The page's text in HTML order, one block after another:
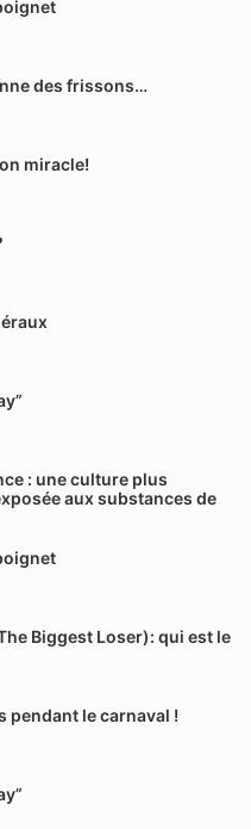
des frissons…
miracle!
: une culture plus
aux substances de
Biggest Loser): qui est le
pendant le carnaval !